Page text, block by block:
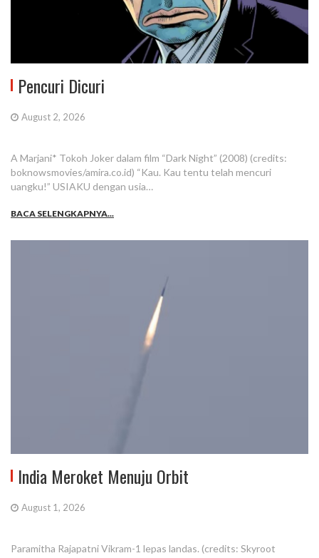
Pencuri Dicuri
August 2, 2026
A Marjani* Tokoh Joker dalam film “Dark Night” (2008) (credits:
boknowsmovies/amira.co.id) “Kau. Kau tentu telah mencuri
uangku!” USIAKU dengan usia…
BACA SELENGKAPNYA...
India Meroket Menuju Orbit
August 1, 2026
Paramitha Rajapatni Vikram-1 lepas landas. (credits: Skyroot